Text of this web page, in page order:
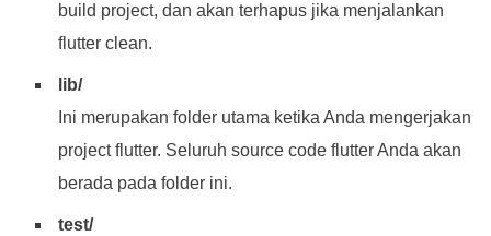
build project, dan akan terhapus jika menjalankan
flutter clean.
lib/
Ini merupakan folder utama ketika Anda mengerjakan
project flutter. Seluruh source code flutter Anda akan
berada pada folder ini.
test/